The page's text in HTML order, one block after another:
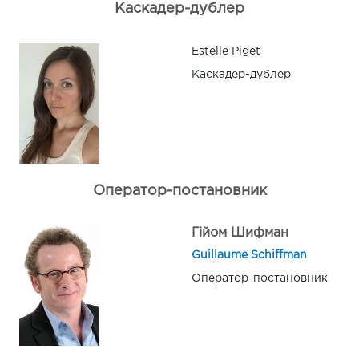
Каскадер-дублер
Estelle Piget
Каскадер-дублер
Оператор-постановник
Гійом Шифман
Guillaume Schiffman
Оператор-постановник